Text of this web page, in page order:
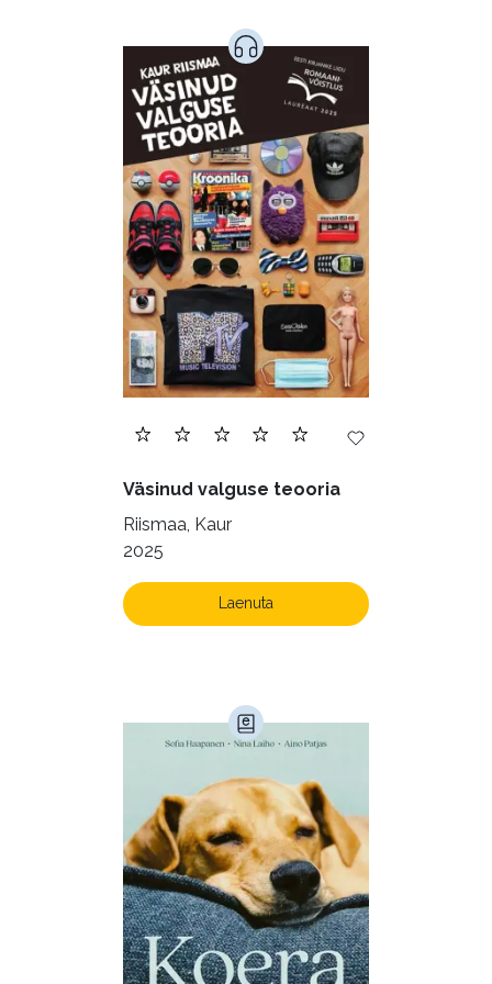
Armastusromaanid (291)
Audioperioodika
Biograafiad (228)
Eesti kirjandus (1775)
Ettevõtlus (30)
Filoloogia (121)
Filosoofia (145)
Geograafia (65)
Haridus (20)
Ilukirjandus (4257)
Krimi ja põnevik (1286)
Kultuur ja teadus (45)
Kunst ja looming (86)
Laste- ja noortekirjandus (582)
Loodusteadus (32)
Maamajandus (24)
Majandus (34)
Perioodika (15)
Psühholoogia (183)
Rahandus (46)
Religioon (107)
Siseturvalisus (34)
Sport (52)
Väsinud valguse teooria
Riismaa, Kaur
2025
Laenuta